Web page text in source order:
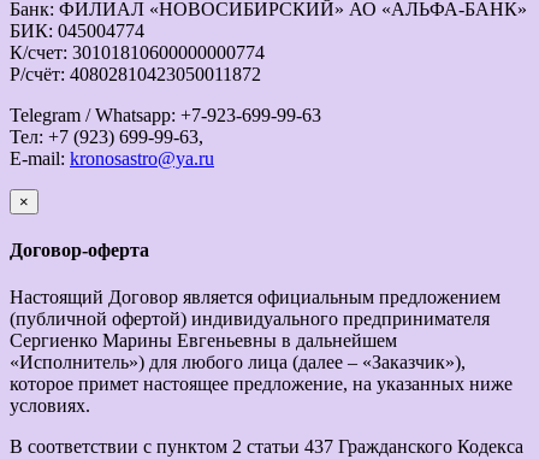
Банк: ФИЛИАЛ «НОВОСИБИРСКИЙ» АО «АЛЬФА-БАНК»
БИК: 045004774
К/счет: 30101810600000000774
Р/счёт: 40802810423050011872
Telegram / Whatsapp: +7-923-699-99-63
Тел: +7 (923) 699-99-63,
E-mail: kronosastro@ya.ru
×
закрыть
Договор-оферта
Настоящий Договор является официальным предложением
(публичной офертой) индивидуального предпринимателя
Сергиенко Марины Евгеньевны в дальнейшем
«Исполнитель») для любого лица (далее – «Заказчик»),
которое примет настоящее предложение, на указанных ниже
условиях.
В соответствии с пунктом 2 статьи 437 Гражданского Кодекса